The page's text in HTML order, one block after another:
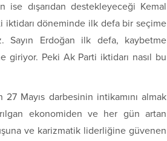
dışarıdan destekleyeceği Kemal
iktidarı döneminde ilk defa bir seçime
Sayın Erdoğan ilk defa, kaybetme
Peki Ak Parti iktidarı nasıl bu
Mayıs darbesinin intikamını almak
ekonomiden ve her gün artan
ve karizmatik liderliğine güvenen